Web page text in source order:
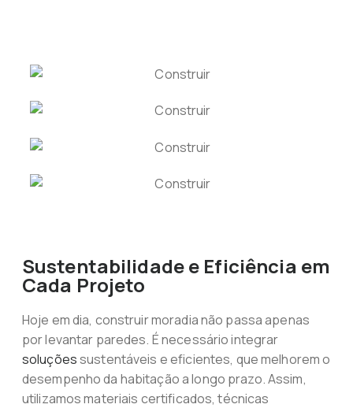
Sustentabilidade e Eficiência em
Cada Projeto
Hoje em dia, construir moradia não passa apenas
por levantar paredes. É necessário integrar
soluçõessustentáveis e eficientes, que melhorem o
desempenho da habitação a longo prazo. Assim,
utilizamos materiais certificados, técnicas